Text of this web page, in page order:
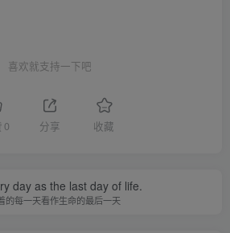
喜欢就支持一下吧
0 分享 收藏
day as the last day of life.
的每一天看作生命的最后一天